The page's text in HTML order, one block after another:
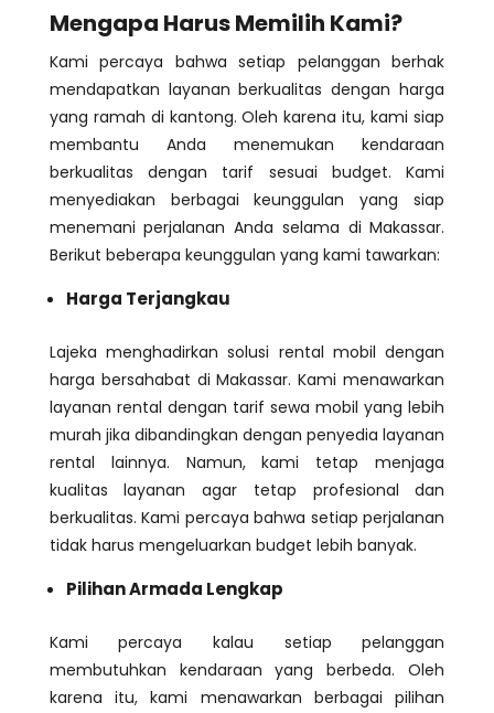
Mengapa Harus Memilih Kami?
Kami percaya bahwa setiap pelanggan berhak
mendapatkan layanan berkualitas dengan harga
yang ramah di kantong. Oleh karena itu, kami siap
membantu Anda menemukan kendaraan
berkualitas dengan tarif sesuai budget. Kami
menyediakan berbagai keunggulan yang siap
menemani perjalanan Anda selama di Makassar.
Berikut beberapa keunggulan yang kami tawarkan:
Harga Terjangkau
Lajeka menghadirkan solusi rental mobil dengan
harga bersahabat di Makassar. Kami menawarkan
layanan rental dengan tarif sewa mobil yang lebih
murah jika dibandingkan dengan penyedia layanan
rental lainnya. Namun, kami tetap menjaga
kualitas layanan agar tetap profesional dan
berkualitas. Kami percaya bahwa setiap perjalanan
tidak harus mengeluarkan budget lebih banyak.
Pilihan Armada Lengkap
Kami percaya kalau setiap pelanggan
membutuhkan kendaraan yang berbeda. Oleh
karena itu, kami menawarkan berbagai pilihan